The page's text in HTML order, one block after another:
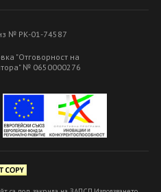
№ РК-01-74587
"Отговорност на
№ 0650000276